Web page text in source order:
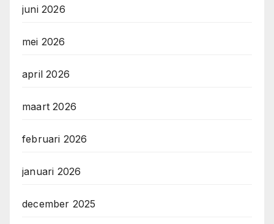
juni 2026
mei 2026
april 2026
maart 2026
februari 2026
januari 2026
december 2025